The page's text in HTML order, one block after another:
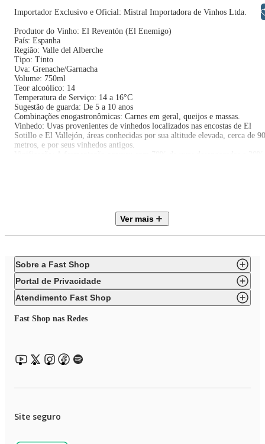
Importador Exclusivo e Oficial: Mistral Importadora de Vinhos Ltda.
Produtor do Vinho: El Reventón (El Enemigo)
País: Espanha
Região: Valle del Alberche
Tipo: Tinto
Uva: Grenache/Garnacha
Volume: 750ml
Teor alcoólico: 14
Temperatura de Serviço: 14 a 16°C
Sugestão de guarda: De 5 a 10 anos
Combinações enogastronômicas: Carnes em geral, queijos e massas.
Vinhedo: Uvas provenientes de vinhedos localizados nas encostas de El
Sotillo e El Vallejón, áreas conhecidas por sua altitude elevada, cerca de
metros, e por seus vinhedos antigos.
Ver mais
Sobre a Fast Shop
Portal de Privacidade
Atendimento Fast Shop
Fast Shop nas Redes
Site seguro
Libras